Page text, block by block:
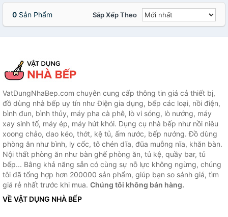
0 Sản Phẩm Sắp Xếp Theo
VatDungNhaBep.com chuyên cung cấp thông tin giá cả thiết bị,
đồ dùng nhà bếp uy tín như Điện gia dụng, bếp các loại, nồi điện,
bình đun, bình thủy, máy pha cà phê, lò vi sóng, lò nướng, máy
xay sinh tố, máy ép, máy hút khói. Dụng cụ nhà bếp như nồi niêu
xoong chảo, dao kéo, thớt, kệ tủ, ấm nước, bếp nướng. Đồ dùng
phòng ăn như bình, ly cốc, tô chén dĩa, đũa muỗng nĩa, khăn bàn.
Nội thất phòng ăn như bàn ghế phòng ăn, tủ kệ, quầy bar, tủ
bếp... Bằng khả năng sẵn có cùng sự nỗ lực không ngừng, chúng
tôi đã tổng hợp hơn 200000 sản phẩm, giúp bạn so sánh giá, tìm
giá rẻ nhất trước khi mua. Chúng tôi không bán hàng.
VỀ VẬT DỤNG NHÀ BẾP